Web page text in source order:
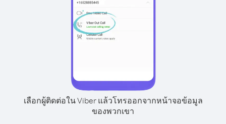
เลือกผู้ติดต่อใน Viber แล้วโทรออกจากหน้าจอข้อมูล
ของพวกเขา